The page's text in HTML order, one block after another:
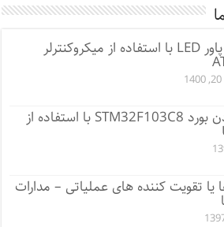
مدار دیمر پاور LED با استفاده از میکروکنترلر
پروگرم کردن بورد STM32F103C8 با استفاده از
تقویت کننده های عملیاتی – مدارات